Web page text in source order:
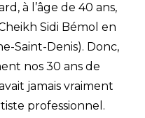
à l’âge de 40 ans,
Sidi Bémol en
Saint-Denis). Donc,
nos 30 ans de
jamais vraiment
professionnel.